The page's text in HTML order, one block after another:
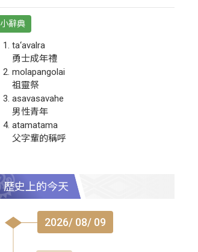
小辭典
ta‘avalra
勇士成年禮
molapangolai
祖靈祭
asavasavahe
男性青年
atamatama
父字輩的稱呼
歷史上的今天
2026/ 08/ 09